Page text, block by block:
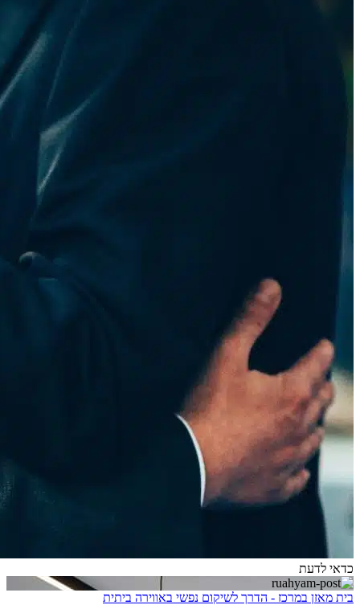
כדאי לדעת
בית מאזן במרכז - הדרך לשיקום נפשי באווירה ביתית